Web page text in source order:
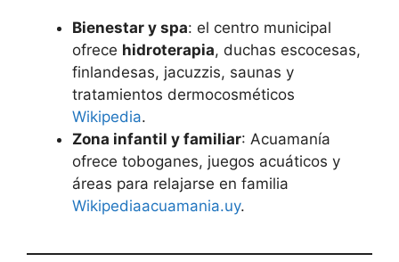
Bienestar y spa: el centro municipal
ofrece hidroterapia, duchas escocesas,
finlandesas, jacuzzis, saunas y
tratamientos dermocosméticos
Wikipedia.
Zona infantil y familiar: Acuamanía
ofrece toboganes, juegos acuáticos y
áreas para relajarse en familia
Wikipediaacuamania.uy.